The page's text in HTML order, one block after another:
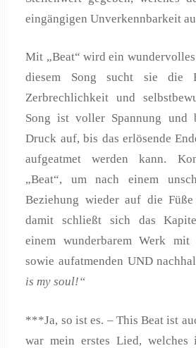
eingängigen Unverkennbarkeit
Mit „Beat“ wird ein
diesem Song sucht sie die
Zerbrechlichkeit und
Song ist voller Spannung
Druck auf, bis das erlösende
aufgeatmet werden kann.
„Beat“, um nach einem
Beziehung wieder auf die
damit schließt sich das
einem wunderbarem Werk
sowie aufatmenden UND
is my soul!“
***Ja, so ist es. – This Beat ist
war mein erstes Lied,